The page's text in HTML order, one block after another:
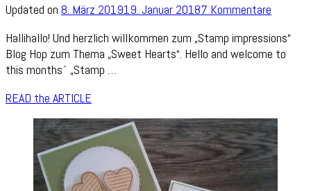
Updated on 8. März 201919. Januar 20187 Kommentare
Blog
Hallihallo! Und herzlich willkommen zum „Stamp impressions“
Blog Hop zum Thema „Sweet Hearts“. Hello and welcome to
this months` „Stamp …
READ the ARTICLE